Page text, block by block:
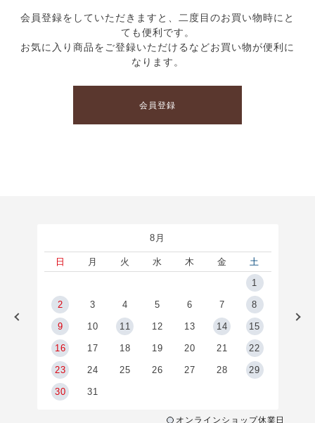
会員登録をしていただきますと、二度目のお買い物時にと
ても便利です。
お気に入り商品をご登録いただけるなどお買い物が便利に
なります。
会員登録
8月
日 月 火 水 木 金
土
1
2 3 4 5 6 7 8
9 10 11 12 13 14 15
16 17 18 19 20 21 22
23 24 25 26 27 28 29
30 31
オンラインショップ休業日